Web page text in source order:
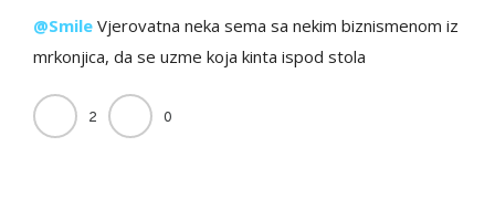
@Smile Vjerovatna neka sema sa nekim biznismenom iz
mrkonjica, da se uzme koja kinta ispod stola
2 0